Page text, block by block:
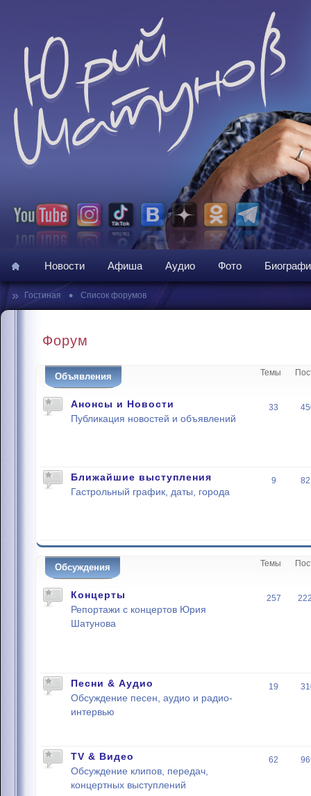
Новости Афиша Аудио Фото
» Гостиная • Список форумов
Форум
Объявления Темы
Анонсы и Новости
Публикация новостей и объявлений
33
Ближайшие выступления
Гастрольный график, даты, города
9
Обсуждения Темы
Концерты
Репортажи с концертов Юрия
Шатунова
257
Песни & Аудио
Обсуждение песен, аудио и радио-
интервью
19
TV & Видео
Обсуждение клипов, передач,
концертных выступлений
62